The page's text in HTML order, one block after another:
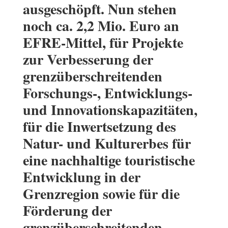
ausgeschöpft. Nun stehen
noch ca. 2,2 Mio. Euro an
EFRE-Mittel, für Projekte
zur Verbesserung der
grenzüberschreitenden
Forschungs-, Entwicklungs-
und Innovationskapazitäten,
für die Inwertsetzung des
Natur- und Kulturerbes für
eine nachhaltige touristische
Entwicklung in der
Grenzregion sowie für die
Förderung der